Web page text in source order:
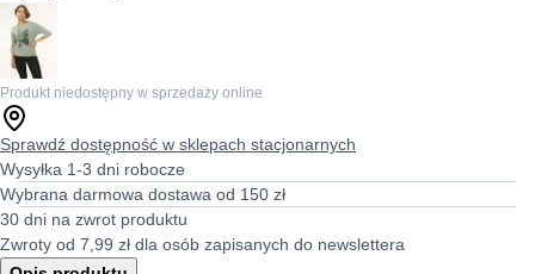
Produkt niedostępny w sprzedaży online
Sprawdź dostępność w sklepach stacjonarnych
Wysyłka 1-3 dni robocze
Wybrana darmowa dostawa od 150 zł
30 dni na zwrot produktu
Zwroty od 7,99 zł dla osób zapisanych do newslettera